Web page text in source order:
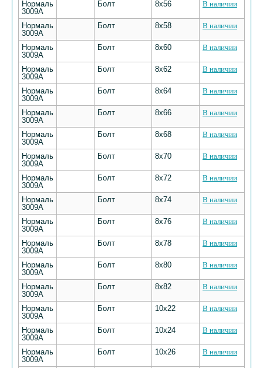
Нормаль
3009А
Болт 8х56 В наличии
Нормаль
3009А
Болт 8х58 В наличии
Нормаль
3009А
Болт 8х60 В наличии
Нормаль
3009А
Болт 8х62 В наличии
Нормаль
3009А
Болт 8х64 В наличии
Нормаль
3009А
Болт 8х66 В наличии
Нормаль
3009А
Болт 8х68 В наличии
Нормаль
3009А
Болт 8х70 В наличии
Нормаль
3009А
Болт 8х72 В наличии
Нормаль
3009А
Болт 8х74 В наличии
Нормаль
3009А
Болт 8х76 В наличии
Нормаль
3009А
Болт 8х78 В наличии
Нормаль
3009А
Болт 8х80 В наличии
Нормаль
3009А
Болт 8х82 В наличии
Нормаль
3009А
Болт 10х22 В наличии
Нормаль
3009А
Болт 10х24 В наличии
Нормаль
3009А
Болт 10х26 В наличии